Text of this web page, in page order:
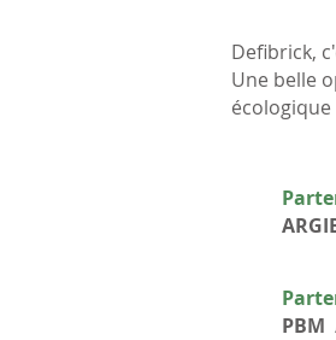
Defibrick,
Une belle
PBM